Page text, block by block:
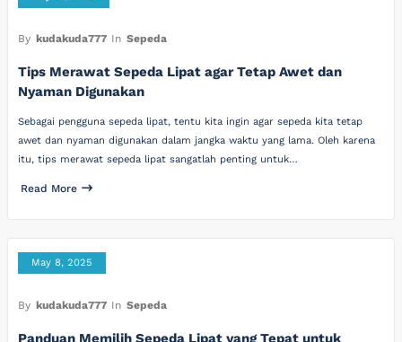
By kudakuda777 In Sepeda
Tips Merawat Sepeda Lipat agar Tetap Awet dan
Nyaman Digunakan
Sebagai pengguna sepeda lipat, tentu kita ingin agar sepeda kita tetap
awet dan nyaman digunakan dalam jangka waktu yang lama. Oleh karena
itu, tips merawat sepeda lipat sangatlah penting untuk…
Read More
May 8, 2025
By kudakuda777 In Sepeda
Panduan Memilih Sepeda Lipat yang Tepat untuk